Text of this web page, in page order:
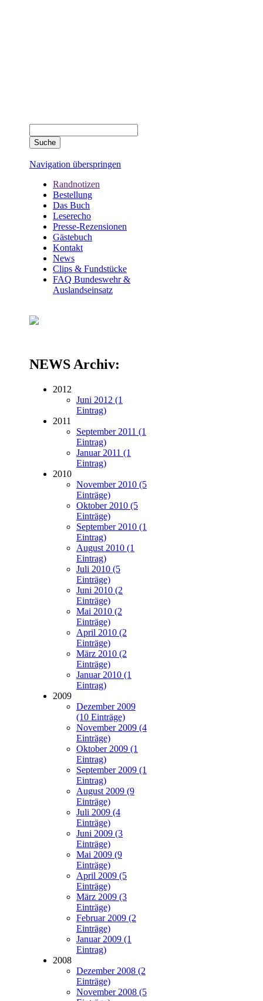
Navigation überspringen
Randnotizen
Bestellung
Das Buch
Leserecho
Presse-Rezensionen
Gästebuch
Kontakt
News
Clips & Fundstücke
FAQ Bundeswehr &
Auslandseinsatz
NEWS Archiv:
2012
Juni 2012 (1
Eintrag)
2011
September 2011 (1
Eintrag)
Januar 2011 (1
Eintrag)
2010
November 2010 (5
Einträge)
Oktober 2010 (5
Einträge)
September 2010 (1
Eintrag)
August 2010 (1
Eintrag)
Juli 2010 (5
Einträge)
Juni 2010 (2
Einträge)
Mai 2010 (2
Einträge)
April 2010 (2
Einträge)
März 2010 (2
Einträge)
Januar 2010 (1
Eintrag)
2009
Dezember 2009
(10 Einträge)
November 2009 (4
Einträge)
Oktober 2009 (1
Eintrag)
September 2009 (1
Eintrag)
August 2009 (9
Einträge)
Juli 2009 (4
Einträge)
Juni 2009 (3
Einträge)
Mai 2009 (9
Einträge)
April 2009 (5
Einträge)
März 2009 (3
Einträge)
Februar 2009 (2
Einträge)
Januar 2009 (1
Eintrag)
2008
Dezember 2008 (2
Einträge)
November 2008 (5